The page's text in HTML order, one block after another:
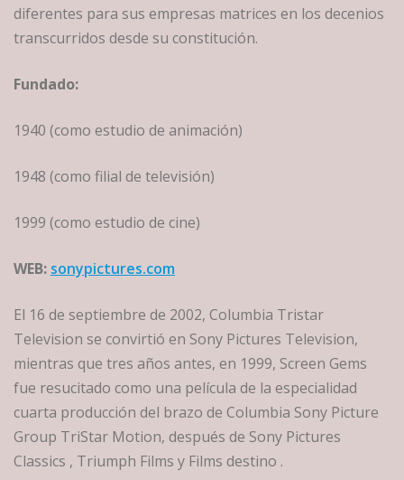
diferentes para sus empresas matrices en los decenios
transcurridos desde su constitución.
Fundado:
1940 (como estudio de animación)
1948 (como filial de televisión)
1999 (como estudio de cine)
WEB: sonypictures.com
El 16 de septiembre de 2002, Columbia Tristar
Television se convirtió en Sony Pictures Television,
mientras que tres años antes, en 1999, Screen Gems
fue resucitado como una película de la especialidad
cuarta producción del brazo de Columbia Sony Picture
Group TriStar Motion, después de Sony Pictures
Classics , Triumph Films y Films destino .